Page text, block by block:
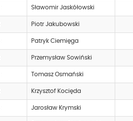
Sławomir Jaskółowski
Piotr Jakubowski
Patryk Ciemięga
Przemysław Sowiński
Tomasz Osmański
Krzysztof Kocięda
Jarosław Krymski